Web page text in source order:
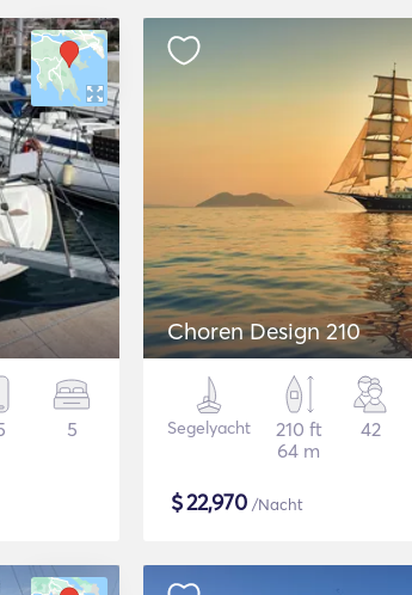
5
Choren Design 210
Segelyacht
210 ft
64 m
42
$22,970 /Nacht